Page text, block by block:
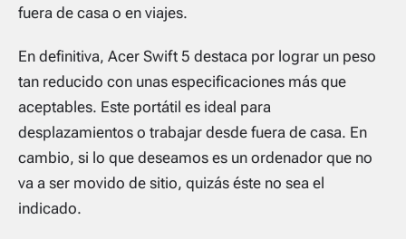
fuera de casa o en viajes.
En definitiva, Acer Swift 5 destaca por lograr un peso
tan reducido con unas especificaciones más que
aceptables. Este portátil es ideal para
desplazamientos o trabajar desde fuera de casa. En
cambio, si lo que deseamos es un ordenador que no
va a ser movido de sitio, quizás éste no sea el
indicado.